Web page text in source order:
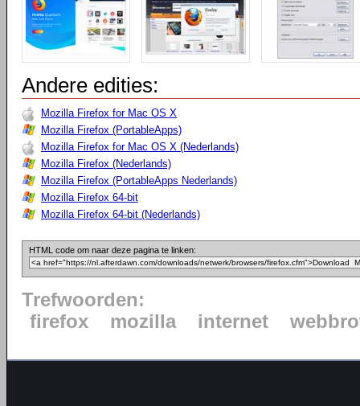
Andere edities:
Mozilla Firefox for Mac OS X
Mozilla Firefox (PortableApps)
Mozilla Firefox for Mac OS X (Nederlands)
Mozilla Firefox (Nederlands)
Mozilla Firefox (PortableApps Nederlands)
Mozilla Firefox 64-bit
Mozilla Firefox 64-bit (Nederlands)
HTML code om naar deze pagina te linken:
Trefwoorden:
firefox
mozilla internet